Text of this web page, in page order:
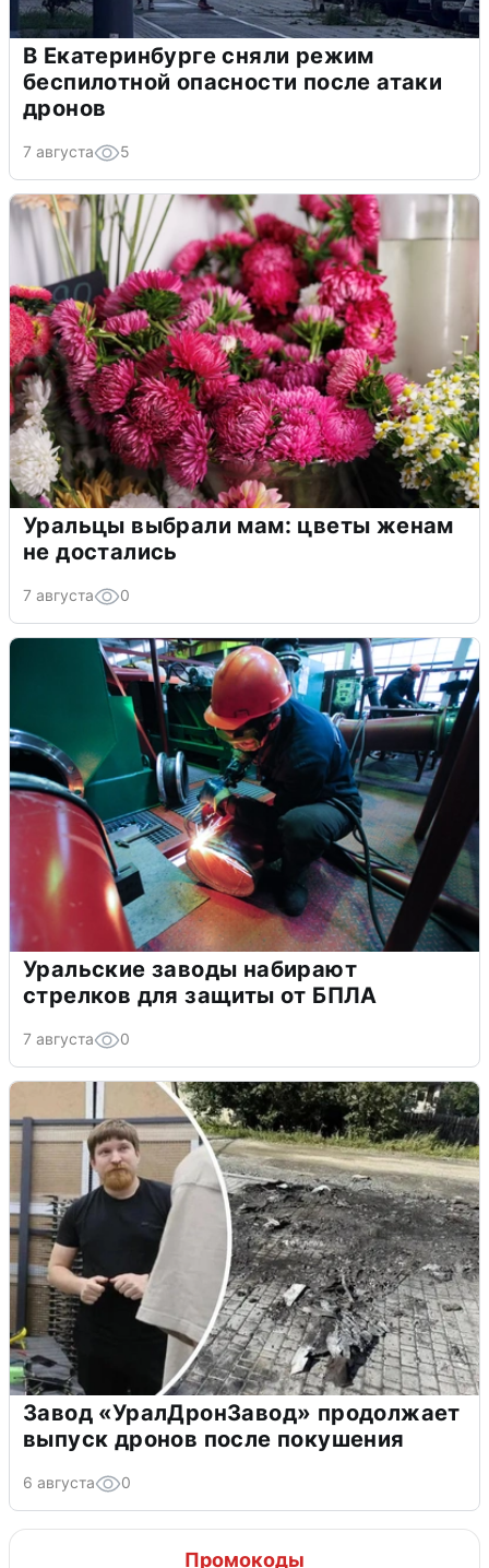
В Екатеринбурге сняли режим
беспилотной опасности после атаки
дронов
7 августа 5
Уральцы выбрали мам: цветы женам
не достались
7 августа 0
Уральские заводы набирают
стрелков для защиты от БПЛА
7 августа 0
Завод «УралДронЗавод» продолжает
выпуск дронов после покушения
6 августа 0
Промокоды